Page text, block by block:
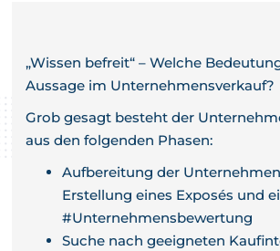
„Wissen befreit“ – Welche
Aussage im Unternehmensverkauf?
Grob gesagt besteht der
aus den folgenden Phasen:
Aufbereitung der
Erstellung eines Exposés und
#Unternehmensbewertung
Suche nach geeigneten